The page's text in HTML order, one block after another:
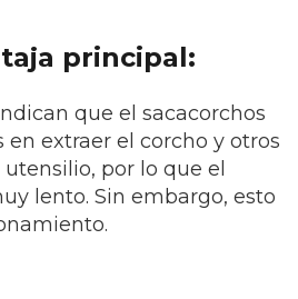
principal:
que el sacacorchos
extraer el corcho y otros
por lo que el
lento. Sin embargo, esto